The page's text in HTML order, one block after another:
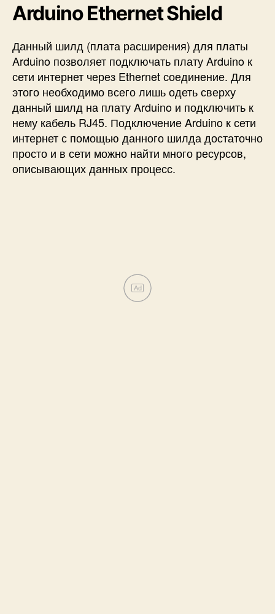
Arduino Ethernet Shield
Данный шилд (плата расширения) для платы
Arduino позволяет подключать плату Arduino к
сети интернет через Ethernet соединение. Для
этого необходимо всего лишь одеть сверху
данный шилд на плату Arduino и подключить к
нему кабель RJ45. Подключение Arduino к сети
интернет с помощью данного шилда достаточно
просто и в сети можно найти много ресурсов,
описывающих данных процесс.